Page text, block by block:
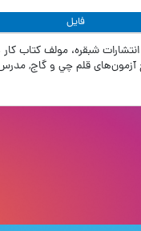
فایل
طراح آزمون‌های قلم چي و